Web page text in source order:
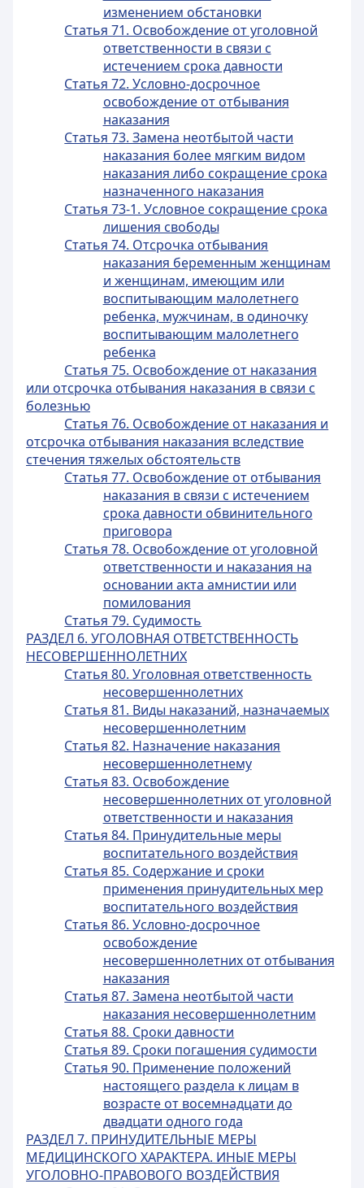
изменением обстановки
Статья 71. Освобождение от уголовной
ответственности в связи с
истечением срока давности
Статья 72. Условно-досрочное
освобождение от отбывания
наказания
Статья 73. Замена неотбытой части
наказания более мягким видом
наказания либо сокращение срока
назначенного наказания
Статья 73-1. Условное сокращение срока
лишения свободы
Статья 74. Отсрочка отбывания
наказания беременным женщинам
и женщинам, имеющим или
воспитывающим малолетнего
ребенка, мужчинам, в одиночку
воспитывающим малолетнего
ребенка
Статья 75. Освобождение от наказания
или отсрочка отбывания наказания в связи с
болезнью
Статья 76. Освобождение от наказания и
отсрочка отбывания наказания вследствие
стечения тяжелых обстоятельств
Статья 77. Освобождение от отбывания
наказания в связи с истечением
срока давности обвинительного
приговора
Статья 78. Освобождение от уголовной
ответственности и наказания на
основании акта амнистии или
помилования
Статья 79. Судимость
РАЗДЕЛ 6. УГОЛОВНАЯ ОТВЕТСТВЕННОСТЬ
НЕСОВЕРШЕННОЛЕТНИХ
Статья 80. Уголовная ответственность
несовершеннолетних
Статья 81. Виды наказаний, назначаемых
несовершеннолетним
Статья 82. Назначение наказания
несовершеннолетнему
Статья 83. Освобождение
несовершеннолетних от уголовной
ответственности и наказания
Статья 84. Принудительные меры
воспитательного воздействия
Статья 85. Содержание и сроки
применения принудительных мер
воспитательного воздействия
Статья 86. Условно-досрочное
освобождение
несовершеннолетних от отбывания
наказания
Статья 87. Замена неотбытой части
наказания несовершеннолетним
Статья 88. Сроки давности
Статья 89. Сроки погашения судимости
Статья 90. Применение положений
настоящего раздела к лицам в
возрасте от восемнадцати до
двадцати одного года
РАЗДЕЛ 7. ПРИНУДИТЕЛЬНЫЕ МЕРЫ
МЕДИЦИНСКОГО ХАРАКТЕРА. ИНЫЕ МЕРЫ
УГОЛОВНО-ПРАВОВОГО ВОЗДЕЙСТВИЯ